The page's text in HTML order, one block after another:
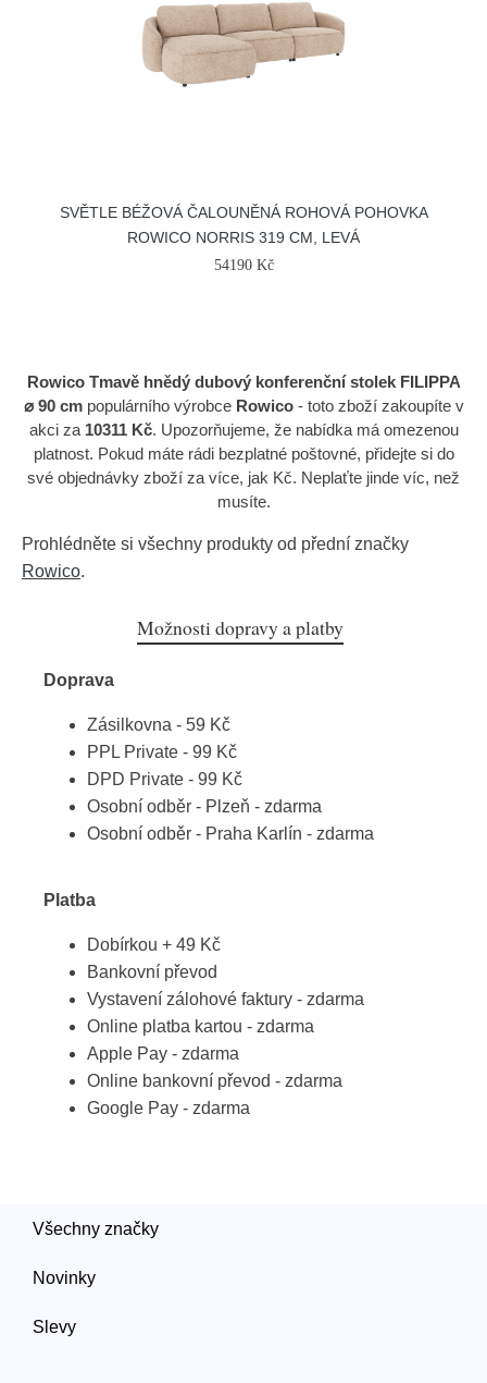
SVĚTLE BÉŽOVÁ ČALOUNĚNÁ ROHOVÁ POHOVKA
ROWICO NORRIS 319 CM, LEVÁ
54190 Kč
Rowico Tmavě hnědý dubový konferenční stolek FILIPPA
⌀ 90 cmpopulárního výrobceRowico- toto zboží zakoupíte v
akci za 10311 Kč. Upozorňujeme, že nabídka má omezenou
platnost. Pokud máte rádi bezplatné poštovné, přidejte si do
své objednávky zboží za více, jak Kč. Neplaťte jinde víc, než
musíte.
Prohlédněte si všechny produkty od přední značky
Rowico.
Možnosti dopravy a platby
Doprava
Zásilkovna - 59 Kč
PPL Private - 99 Kč
DPD Private - 99 Kč
Osobní odběr - Plzeň - zdarma
Osobní odběr - Praha Karlín - zdarma
Platba
Dobírkou + 49 Kč
Bankovní převod
Vystavení zálohové faktury - zdarma
Online platba kartou - zdarma
Apple Pay - zdarma
Online bankovní převod - zdarma
Google Pay - zdarma
Všechny značky
Novinky
Slevy